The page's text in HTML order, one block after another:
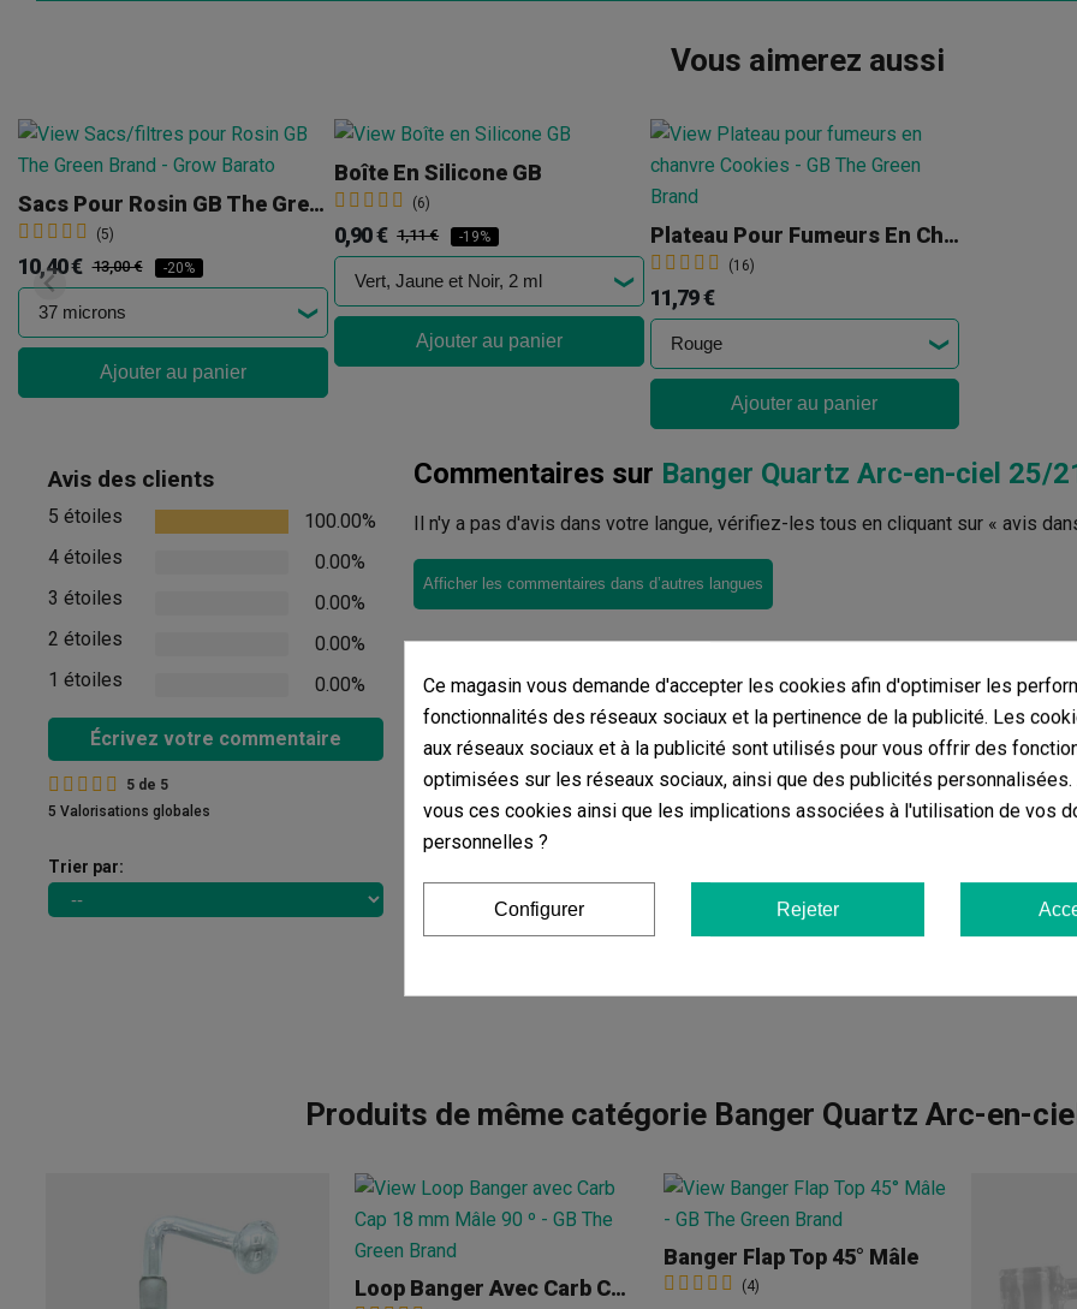
Vous aimerez aussi
Sacs Pour Rosin GB The Green Brand
(5)
10,40 € 13,00 € -20%
Ajouter au panier
Boîte En Silicone GB
(6)
0,90 € 1,11 € -19%
Ajouter au panier
Plateau Pour Fumeurs En Chanvre Cookies
(16)
11,79 €
Ajouter au panier
Avis des clients
5 étoiles
100.00%
4 étoiles
0.00%
3 étoiles
0.00%
2 étoiles
0.00%
1 étoiles
0.00%
Écrivez votre commentaire
5 de 5
5 Valorisations globales
Trier par:
Commentaires sur Banger Quartz Arc-en-ciel 25/
Il n'y a pas d'avis dans votre langue, vérifiez-les tous en cliquant sur « avis
Afficher les commentaires dans d’autres langues
Produits de même catégorie Banger Quartz Arc-en-
Loop Banger Avec Carb Cap 18 Mm Mâle 90 º
Banger Flap Top 45° Mâle
(4)
Ce magasin vous demande d'accepter les cookies afin d'optimiser les
fonctionnalités des réseaux sociaux et la pertinence de la publicité. Les
aux réseaux sociaux et à la publicité sont utilisés pour vous offrir des
optimisées sur les réseaux sociaux, ainsi que des publicités
vous ces cookies ainsi que les implications associées à l'utilisation de vos
personnelles ?
Configurer Rejeter